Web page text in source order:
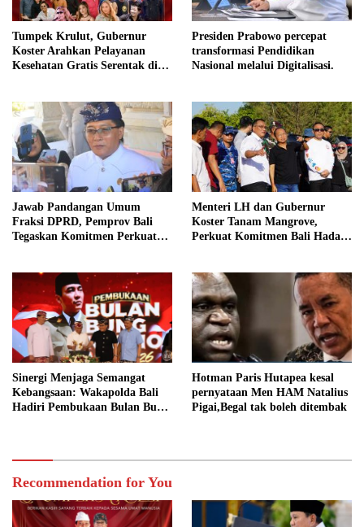
Tumpek Krulut, Gubernur
Koster Arahkan Pelayanan
Kesehatan Gratis Serentak di
Presiden Prabowo percepat
transformasi Pendidikan
Nasional melalui Digitalisasi.
Jawab Pandangan Umum
Fraksi DPRD, Pemprov Bali
Tegaskan Komitmen Perkuat
Menteri LH dan Gubernur
Koster Tanam Mangrove,
Perkuat Komitmen Bali Hadapi
Sinergi Menjaga Semangat
Kebangsaan: Wakapolda Bali
Hadiri Pembukaan Bulan Bung
Hotman Paris Hutapea kesal
pernyataan Men HAM Natalius
Pigai,Begal tak boleh ditembak
Recommendation for You